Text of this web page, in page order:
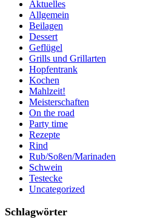
Aktuelles
Allgemein
Beilagen
Dessert
Geflügel
Grills und Grillarten
Hopfentrank
Kochen
Mahlzeit!
Meisterschaften
On the road
Party time
Rezepte
Rind
Rub/Soßen/Marinaden
Schwein
Testecke
Uncategorized
Schlagwörter